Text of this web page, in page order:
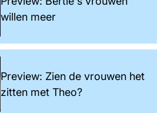
willen meer
Preview: Zien de vrouwen het
zitten met Theo?